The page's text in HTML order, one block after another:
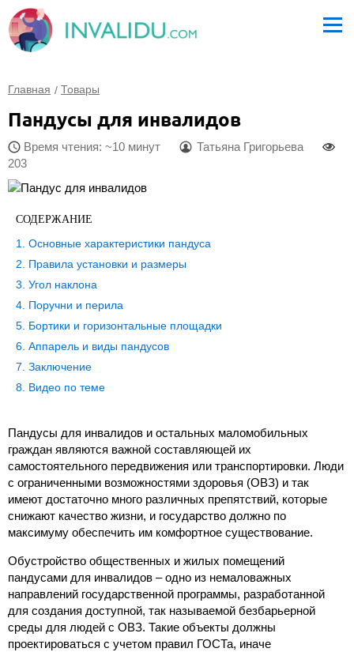
Главная Товары
Пандусы для инвалидов
Время чтения: ~10 минут
Татьяна Григорьева
203
СОДЕРЖАНИЕ
Основные характеристики пандуса
Правила установки и размеры
Угол наклона
Поручни и перила
Бортики и горизонтальные площадки
Аппарель и виды пандусов
Заключение
Видео по теме
Пандусы для инвалидов и остальных маломобильных
граждан являются важной составляющей их
самостоятельного передвижения или транспортировки. Люди
с ограниченными возможностями здоровья (ОВЗ) и так
имеют достаточно много различных препятствий, которые
снижают качество жизни, и государство должно по
максимуму обеспечить им комфортное существование.
Обустройство общественных и жилых помещений
пандусами для инвалидов – одно из немаловажных
направлений государственной программы, разработанной
для создания доступной, так называемой безбарьерной
среды для людей с ОВЗ. Такие объекты должны
проектироваться с учетом правил ГОСТа, иначе